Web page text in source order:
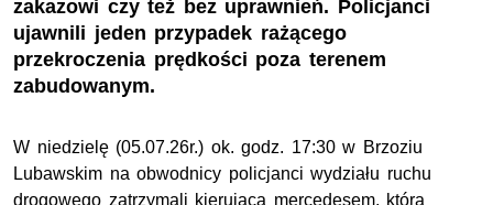
zakazowi czy też bez uprawnień. Policjanci
ujawnili jeden przypadek rażącego
przekroczenia prędkości poza terenem
zabudowanym.
W niedzielę (05.07.26r.) ok. godz. 17:30 w Brzoziu
Lubawskim na obwodnicy policjanci wydziału ruchu
drogowego zatrzymali kierującą mercedesem, która